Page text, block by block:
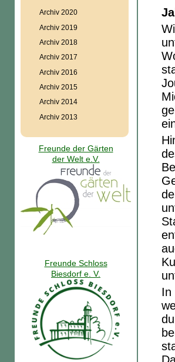
In
Archiv 2020
Archiv 2019
Archiv 2018
Archiv 2017
Archiv 2016
Archiv 2015
Archiv 2014
Archiv 2013
Freunde der Gärten
der Welt e.V.
Freunde Schloss
Biesdorf e. V.